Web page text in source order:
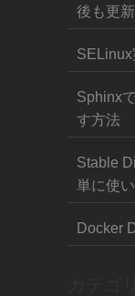
後も更
Sphinx
す方法
Stable
単に使
Docker